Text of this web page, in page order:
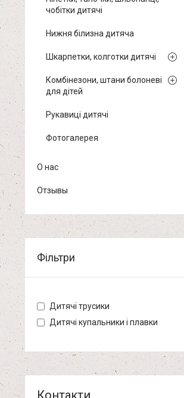
чобітки дитячі
Нижня білизна дитяча
Шкарпетки, колготки дитячі
Комбінезони, штани болоневі
для дітей
Рукавиці дитячі
Фотогалерея
О нас
Отзывы
Фільтри
Дитячі трусики
Дитячі купальники і плавки